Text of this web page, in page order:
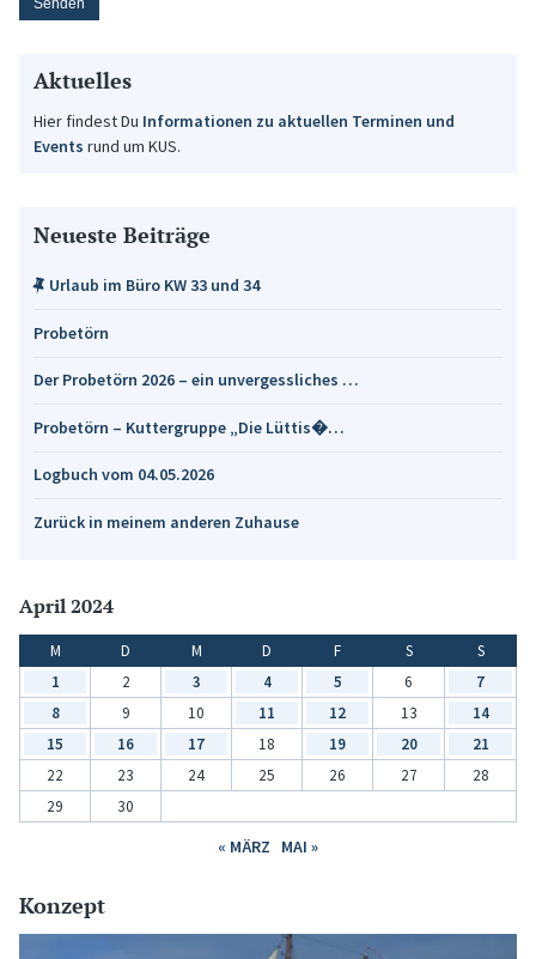
Aktuelles
Hier findest Du Informationen zu aktuellen Terminen und
Events rund um KUS.
Neueste Beiträge
Urlaub im Büro KW 33 und 34
Probetörn
Der Probetörn 2026 – ein unvergessliches …
Probetörn – Kuttergruppe „Die Lüttis�…
Logbuch vom 04.05.2026
Zurück in meinem anderen Zuhause
April 2024
M D M D F S
S
1
2 3 4 5 6
7
8
9 10 11 12 13
14
15
16 17 18 19 20
21
22
23 24 25 26 27
28
29
30
« MÄRZ MAI »
Konzept